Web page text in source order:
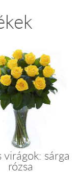
virágok: sárga
rózsa